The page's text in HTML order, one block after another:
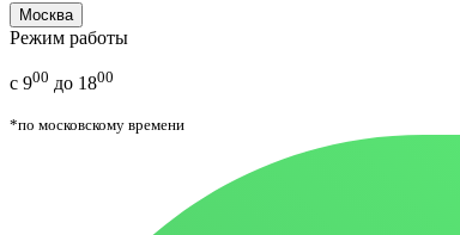
Москва
Режим работы
с 900 до 1800
*по московскому времени